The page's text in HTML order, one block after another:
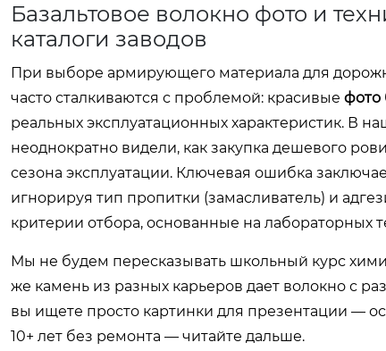
Базальтовое волокно фото и
каталоги заводов
При выборе армирующего материала для
часто сталкиваются с проблемой: красивые фото
реальных эксплуатационных характеристик. В
неоднократно видели, как закупка дешевого
сезона эксплуатации. Ключевая ошибка
игнорируя тип пропитки (замасливатель) и
критерии отбора, основанные на лабораторных
Мы не будем пересказывать школьный курс
же камень из разных карьеров дает волокно с
вы ищете просто картинки для презентации —
10+ лет без ремонта — читайте дальше.